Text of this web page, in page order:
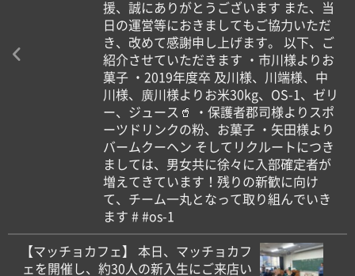
援、誠にありがとうございます また、当
日の運営等におきましてもご協力いただ
き、改めて感謝申し上げます。 以下、ご
紹介させていただきます ・市川様よりお
菓子 ・2019年度卒 及川様、川端様、中
川様、廣川様よりお米30kg、OS-1、ゼリ
ー、ジュース🥤 ・保護者郡司様よりスポ
ーツドリンクの粉、お菓子 ・矢田様より
バームクーヘン そしてリクルートにつき
ましては、男女共に徐々に入部確定者が
増えてきています！残りの新歓に向け
て、チーム一丸となって取り組んでいき
ます # #os-1
【マッチョカフェ️】 本日、マッチョカフ
ェ️を開催し、約30人の新入生にご来店い